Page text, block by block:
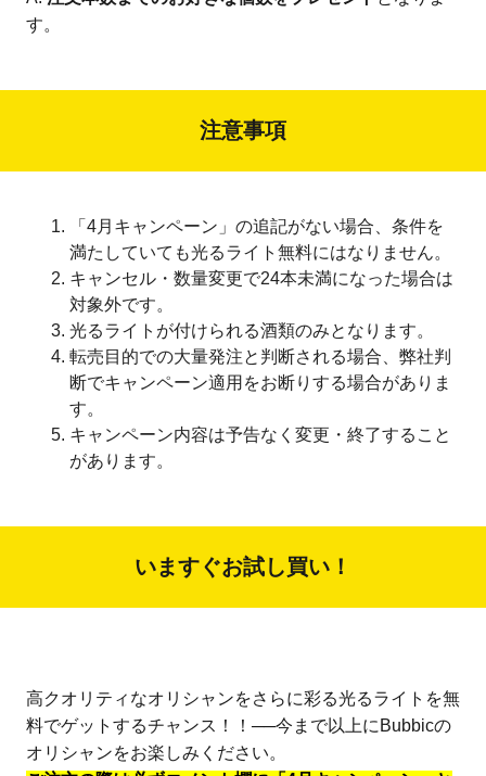
す。
注意事項
「4月キャンペーン」の追記がない場合、条件を
満たしていても光るライト無料にはなりません。
キャンセル・数量変更で24本未満になった場合は
対象外です。
光るライトが付けられる酒類のみとなります。
転売目的での大量発注と判断される場合、弊社判
断でキャンペーン適用をお断りする場合がありま
す。
キャンペーン内容は予告なく変更・終了すること
があります。
いますぐお試し買い！
高クオリティなオリシャンをさらに彩る光るライトを無
料でゲットするチャンス！！──今まで以上にBubbicの
オリシャンをお楽しみください。